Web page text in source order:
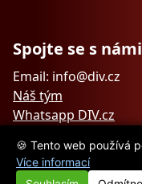
Spojte se s námi
Email: info@div.cz
Náš tým
Whatsapp DIV.cz
🍪 Tento web používá
Více informací